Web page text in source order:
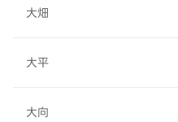
大畑
大平
大向